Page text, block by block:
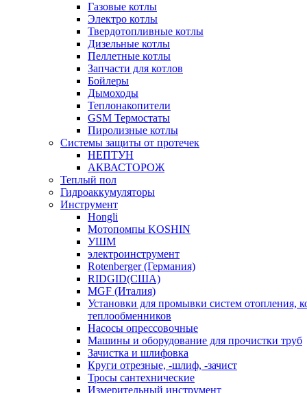
Газовые котлы
Электро котлы
Твердотопливные котлы
Дизельные котлы
Пеллетные котлы
Запчасти для котлов
Бойлеры
Дымоходы
Теплонакопители
GSM Термостаты
Пиролизные котлы
Системы защиты от протечек
НЕПТУН
АКВАСТОРОЖ
Теплый пол
Гидроаккумуляторы
Инструмент
Hongli
Мотопомпы KOSHIN
УШМ
электроинструмент
Rotenberger (Германия)
RIDGID(США)
MGF (Италия)
Установки для промывки систем отопления,
теплообменников
Насосы опрессовочные
Машины и оборудование для прочистки труб
Зачистка и шлифовка
Круги отрезные, -шлиф, -зачист
Тросы сантехнические
Измерительный инструмент